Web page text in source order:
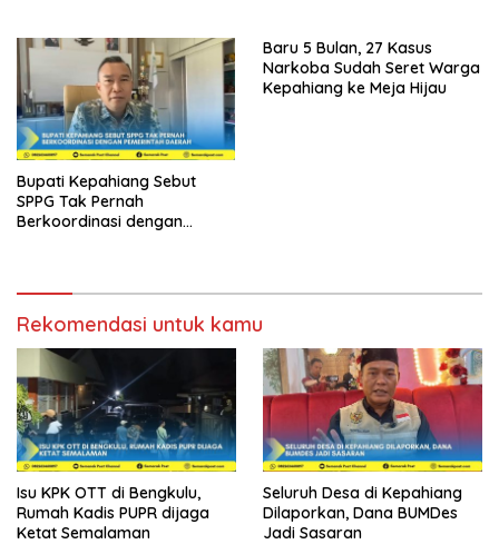
Bupati Kepahiang Sebut
SPPG Tak Pernah
Berkoordinasi dengan
Baru 5 Bulan, 27 Kasus
Narkoba Sudah Seret Warga
Kepahiang ke Meja Hijau
Rekomendasi untuk kamu
Isu KPK OTT di Bengkulu,
Rumah Kadis PUPR dijaga
Ketat Semalaman
Seluruh Desa di Kepahiang
Dilaporkan, Dana BUMDes
Jadi Sasaran